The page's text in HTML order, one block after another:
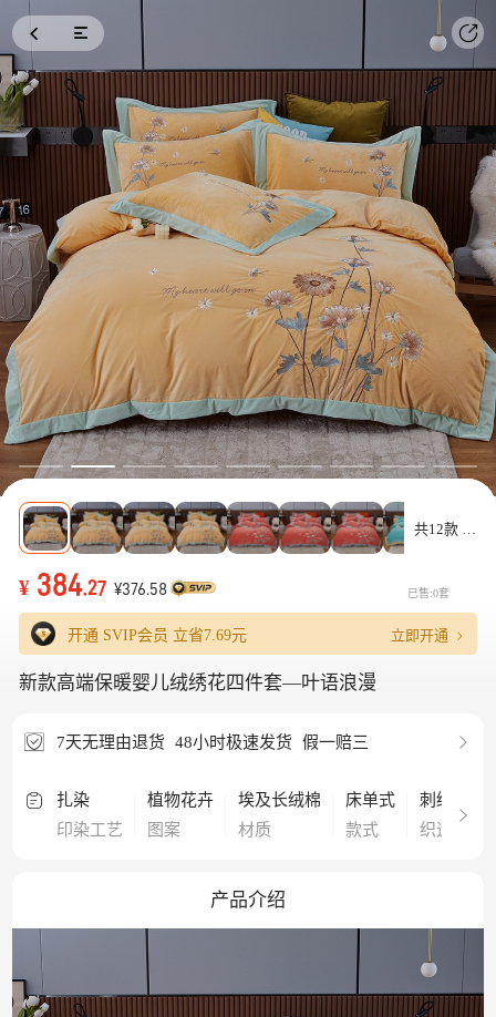
共12款
¥ 384.27 ¥376.58 已售:0套
开通 SVIP会员 立省7.69元 立即开通
新款高端保暖婴儿绒绣花四件套—叶语浪漫
7天无理由退货 48小时极速发货 假一赔三
扎染
印染工艺
植物花卉
图案
埃及长绒棉
材质
床单式
款式
刺绣
织造工艺
产品介绍